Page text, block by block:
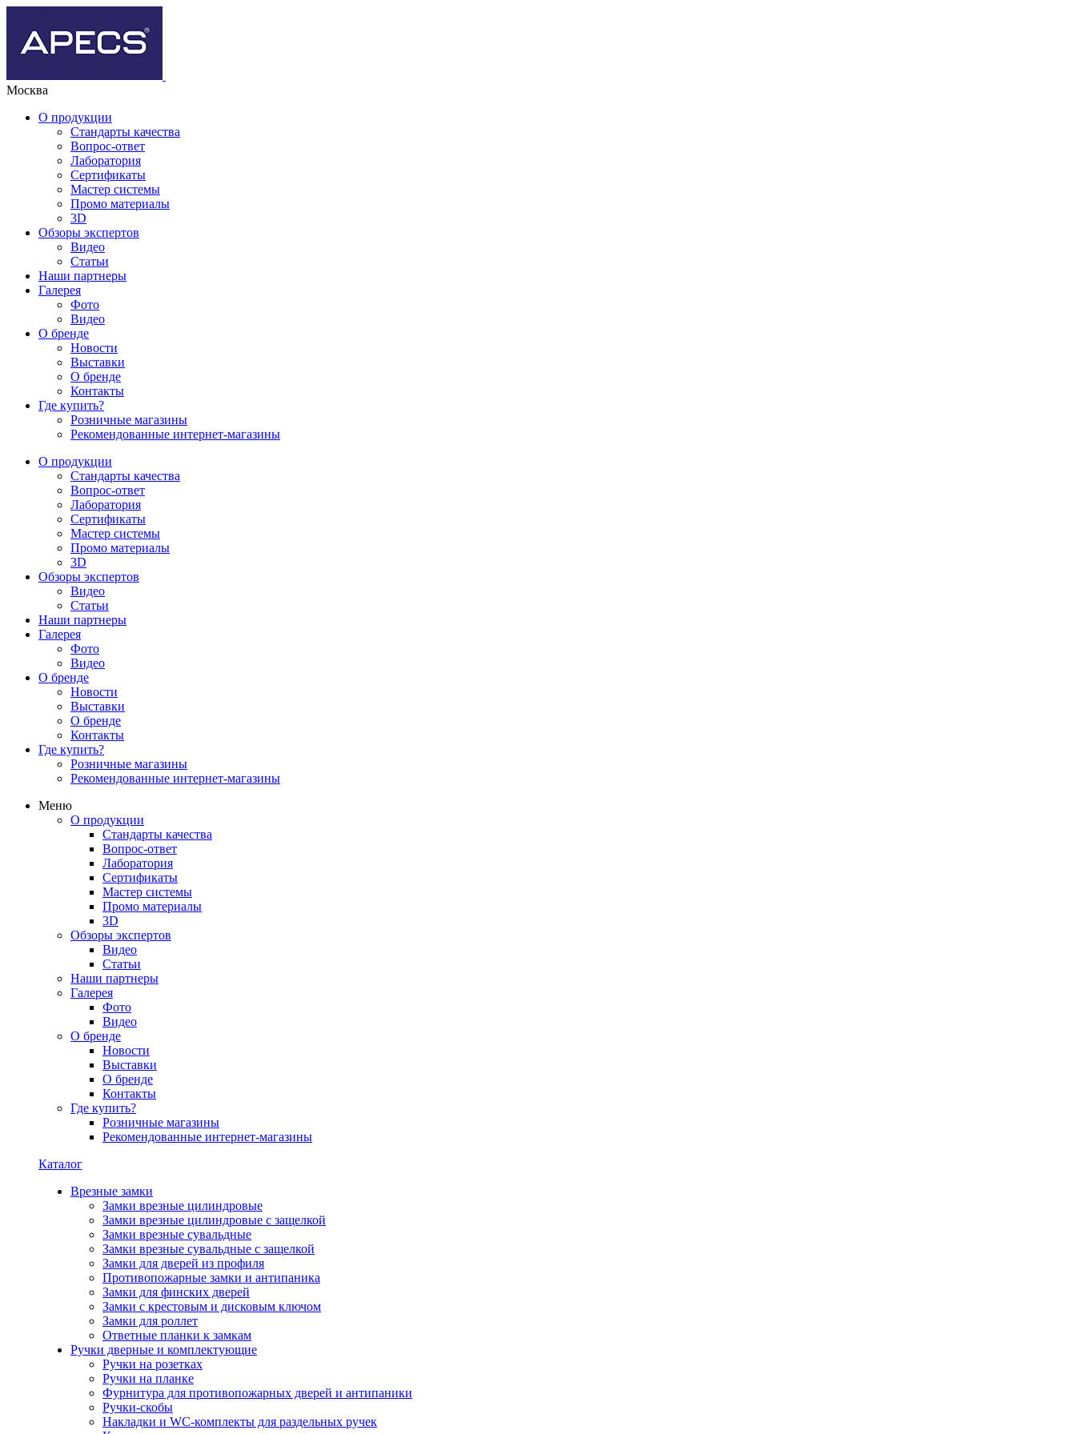
Москва
О продукции
Стандарты качества
Вопрос-ответ
Лаборатория
Сертификаты
Мастер системы
Промо материалы
3D
Обзоры экспертов
Видео
Статьи
Наши партнеры
Галерея
Фото
Видео
О бренде
Новости
Выставки
О бренде
Контакты
Где купить?
Розничные магазины
Рекомендованные интернет-магазины
О продукции
Стандарты качества
Вопрос-ответ
Лаборатория
Сертификаты
Мастер системы
Промо материалы
3D
Обзоры экспертов
Видео
Статьи
Наши партнеры
Галерея
Фото
Видео
О бренде
Новости
Выставки
О бренде
Контакты
Где купить?
Розничные магазины
Рекомендованные интернет-магазины
Меню
О продукции
Стандарты качества
Вопрос-ответ
Лаборатория
Сертификаты
Мастер системы
Промо материалы
3D
Обзоры экспертов
Видео
Статьи
Наши партнеры
Галерея
Фото
Видео
О бренде
Новости
Выставки
О бренде
Контакты
Где купить?
Розничные магазины
Рекомендованные интернет-магазины
Каталог
Врезные замки
Замки врезные цилиндровые
Замки врезные цилиндровые с защелкой
Замки врезные сувальдные
Замки врезные сувальдные с защелкой
Замки для дверей из профиля
Противопожарные замки и антипаника
Замки для финских дверей
Замки с крестовым и дисковым ключом
Замки для роллет
Ответные планки к замкам
Ручки дверные и комплектующие
Ручки на розетках
Ручки на планке
Фурнитура для противопожарных дверей и антипаники
Ручки-скобы
Накладки и WC-комплекты для раздельных ручек